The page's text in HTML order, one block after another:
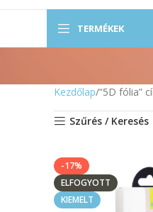
TERMÉKEK
Kezdőlap “5D fólia”
Szűrés / Keresés
-17%
ELFOGYOTT
KIEMELT